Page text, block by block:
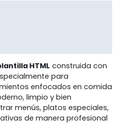
HTML construida con
para
enfocados en comida
limpio y bien
menús, platos especiales,
de manera profesional